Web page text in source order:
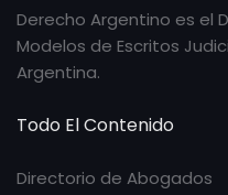
Derecho Argentino es el
Modelos de Escritos
Argentina.
Todo El Contenido
Directorio de Abogados